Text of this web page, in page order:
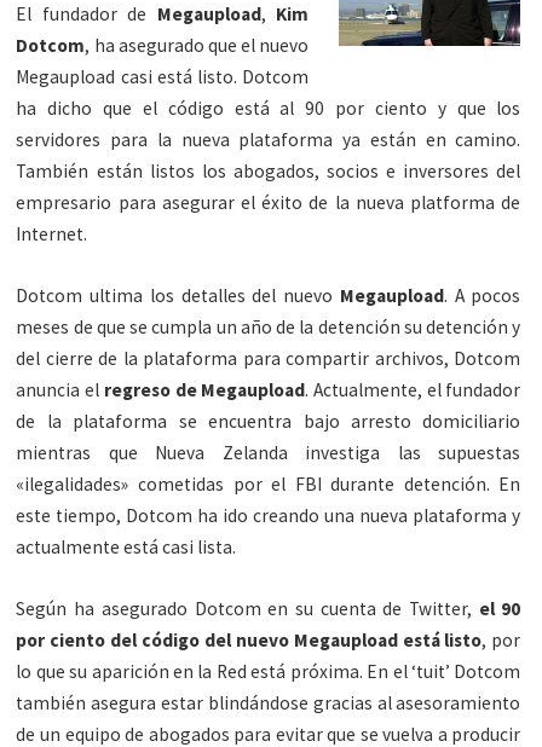
El fundador de Megaupload, Kim
Dotcom, ha asegurado que el nuevo
Megaupload casi está listo. Dotcom
ha dicho que el código está al 90 por ciento y que los
servidores para la nueva plataforma ya están en camino.
También están listos los abogados, socios e inversores del
empresario para asegurar el éxito de la nueva platforma de
Internet.
Dotcom ultima los detalles del nuevo Megaupload. A pocos
meses de que se cumpla un año de la detención su detención y
del cierre de la plataforma para compartir archivos, Dotcom
anuncia el regreso de Megaupload. Actualmente, el fundador
de la plataforma se encuentra bajo arresto domiciliario
mientras que Nueva Zelanda investiga las supuestas
«ilegalidades» cometidas por el FBI durante detención. En
este tiempo, Dotcom ha ido creando una nueva plataforma y
actualmente está casi lista.
Según ha asegurado Dotcom en su cuenta de Twitter, el 90
por ciento del código del nuevo Megaupload está listo, por
lo que su aparición en la Red está próxima. En el ‘tuit’ Dotcom
también asegura estar blindándose gracias al asesoramiento
de un equipo de abogados para evitar que se vuelva a producir